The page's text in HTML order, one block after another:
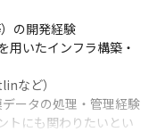
の開発経験
用いたインフラ構築・
など）
ータの処理・管理経験
トにも関わりたいとい